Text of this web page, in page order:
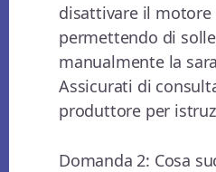
disattivare il
permettendo di
manualmente la
Assicurati di
produttore per
Domanda 2: Cosa